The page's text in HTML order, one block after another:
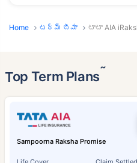
Home టర్మ్ బీమా టాటా AIA
Top Term Plans˜
Sampoorna Raksha Promise